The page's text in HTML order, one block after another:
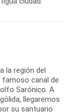
la región del
famoso canal de
Sarónico. A
llegaremos
su santuario